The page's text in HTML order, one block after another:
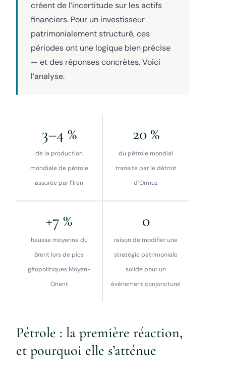
créent de l’incertitude sur les actifs
financiers. Pour un investisseur
patrimonialement structuré, ces
périodes ont une logique bien précise
— et des réponses concrètes. Voici
l’analyse.
3–4 %
de la production
mondiale de pétrole
assurée par l’Iran
20 %
du pétrole mondial
transite par le détroit
d’Ormuz
+7 %
hausse moyenne du
Brent lors de pics
géopolitiques Moyen-
Orient
0
raison de modifier une
stratégie patrimoniale
solide pour un
événement conjoncturel
Pétrole : la première réaction,
et pourquoi elle s’atténue